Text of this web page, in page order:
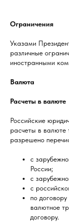
Ограничения
Указами
различные
иностранными
Валюта
Расчеты в валюте
Российские
расчеты в валюте
разрешено
с
России;
с
с
по
валютное
договору.